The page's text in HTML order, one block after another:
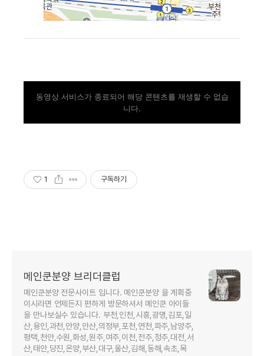
동영상 서비스가 종료되어 해당 콘텐츠를 재생할 수 없습
니다.
1 구독하기
메인쿤분양 브리더클럽
메인쿤분양 전문사이트 입니다. 메인쿤분양 을 계획중
이시라면 언제든지 편하게 방문하셔서 메인쿤 아이들
을 만나보실수 있습니다. 부천,인천,시흥,광명,김포,일
산,용인,과천,안양,안산,의정부,포천,연천,파주,남양주,
평택,천안,수원,화성,원주,여주,이천,전주,청주,대전,서
산,태안,당진,온양,부산,대구,울산,김해,동해,속초,목